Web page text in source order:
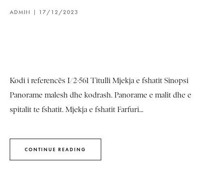
ADMIN 17/12/2023
Kodi i referencës I/2-561 Titulli Mjekja e fshatit Sinopsi
Panorame malesh dhe kodrash. Panorame e malit dhe e
spitalit te fshatit. Mjekja e fshatit Farfuri...
CONTINUE READING